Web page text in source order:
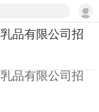
品有限公司招
品有限公司招